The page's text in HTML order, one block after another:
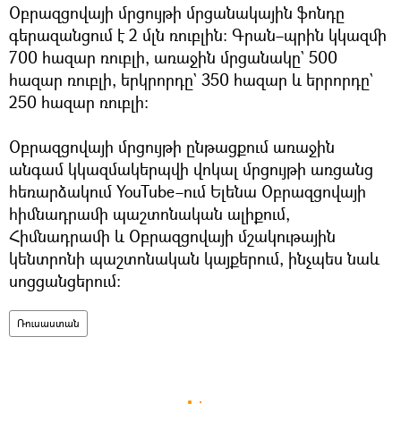
Օբրազցովայի մրցույթի մրցանակային ֆոնդը
գերազանցում է 2 մլն ռուբլին։ Գրան–պրին կկազմի
700 հազար ռուբլի, առաջին մրցանակը` 500
հազար ռուբլի, երկրորդը` 350 հազար և երրորդը`
250 հազար ռուբլի։
Օբրազցովայի մրցույթի ընթացքում առաջին
անգամ կկազմակերպվի վոկալ մրցույթի առցանց
հեռարձակում YouTube–ում Ելենա Օբրազցովայի
հիմնադրամի պաշտոնական ալիքում,
Հիմնադրամի և Օբրազցովայի մշակութային
կենտրոնի պաշտոնական կայքերում, ինչպես նաև
սոցցանցերում։
Ռուսաստան